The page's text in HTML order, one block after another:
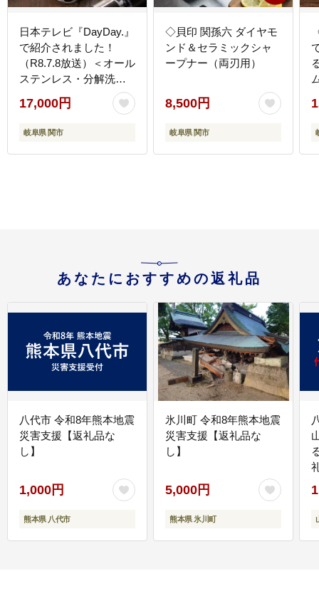
日本テレビ『DayDay.』
で紹介されました！
（R8.7.8放送）＜オール
ステンレス・分解洗浄
可・食洗器可＞■関孫
六 鍛造オールステン
レスカーブキッチン鋏
17,000円
岐阜県 関市
◇貝印 関孫六 ダイヤモ
ンド＆セラミックシャ
ープナー（両刃用）
8,500円
岐阜県 関市
あなたにおすすめの返礼品
八代市 令和8年熊本地震
災害支援【返礼品な
し】
1,000円
熊本県 八代市
氷川町 令和8年熊本地震
災害支援【返礼品な
し】
5,000円
熊本県 氷川町